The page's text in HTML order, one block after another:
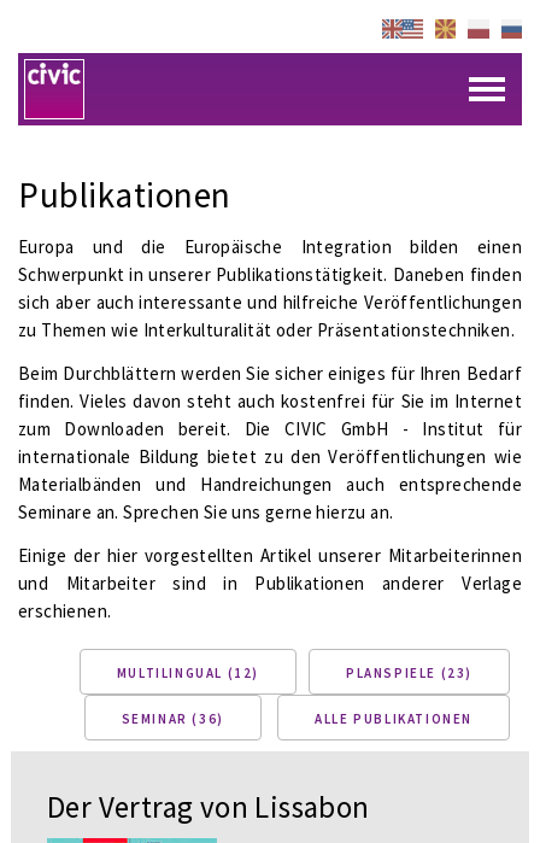
Publikationen
Europa und die Europäische Integration bilden einen
Schwerpunkt in unserer Publikationstätigkeit. Daneben finden
sich aber auch interessante und hilfreiche Veröffentlichungen
zu Themen wie Interkulturalität oder Präsentationstechniken.
Beim Durchblättern werden Sie sicher einiges für Ihren Bedarf
finden. Vieles davon steht auch kostenfrei für Sie im Internet
zum Downloaden bereit. Die CIVIC GmbH - Institut für
internationale Bildung bietet zu den Veröffentlichungen wie
Materialbänden und Handreichungen auch entsprechende
Seminare an. Sprechen Sie uns gerne hierzu an.
Einige der hier vorgestellten Artikel unserer Mitarbeiterinnen
und Mitarbeiter sind in Publikationen anderer Verlage
erschienen.
MULTILINGUAL (12) PLANSPIELE (23)
SEMINAR (36) ALLE PUBLIKATIONEN
Der Vertrag von Lissabon